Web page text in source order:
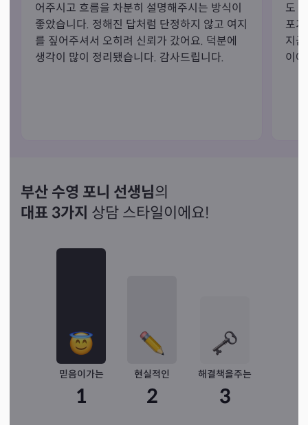
어주시고 흐름을 차분히 설명해주시는 방식이
좋았습니다. 정해진 답처럼 단정하지 않고 여지
를 짚어주셔서 오히려 신뢰가 갔어요. 덕분에
생각이 많이 정리됐습니다. 감사드립니다.
도
포
지
이
부산 수영 포니 선생님의
대표 3가지 상담 스타일이에요!
믿음이가는
1
현실적인
2
해결책을주는
3